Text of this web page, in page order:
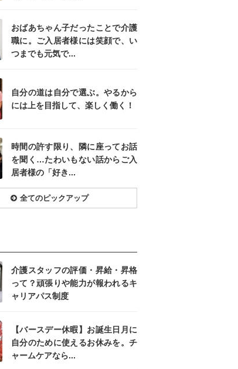
おばあちゃん子だったことで介護
職に。ご入居者様には笑顔で、い
つまでも元気で...
自分の道は自分で選ぶ。やるから
には上を目指して、楽しく働く！
時間の許す限り、隣に座ってお話
を聞く…たわいもない話からご入
居者様の「好き...
全てのピックアップ
介護スタッフの評価・昇給・昇格
って？頑張りや能力が報われるキ
ャリアパス制度
【バースデー休暇】お誕生日月に
自分のために使えるお休みを。チ
ャームケアなら...